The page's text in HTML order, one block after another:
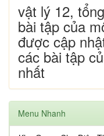
vật lý 12,
bài tập của
được cập
các bài tập
nhất
Menu Nhanh